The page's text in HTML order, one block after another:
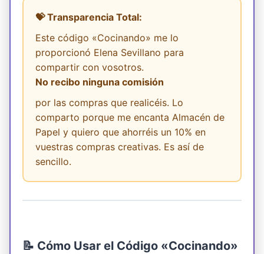
💝 Transparencia Total:
Este código «Cocinando» me lo
proporcionó Elena Sevillano para
compartir con vosotros.
No recibo ninguna comisión
por las compras que realicéis. Lo
comparto porque me encanta Almacén de
Papel y quiero que ahorréis un 10% en
vuestras compras creativas. Es así de
sencillo.
📝 Cómo Usar el Código «Cocinando»